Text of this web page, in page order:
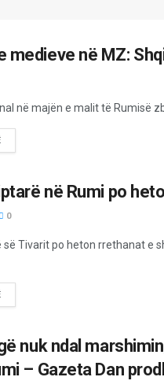
medieve në MZ:
në majën e malit të Rumisë
në Rumi po
0
së Tivarit po heton rrethanat e
nuk ndal
– Gazeta Dan